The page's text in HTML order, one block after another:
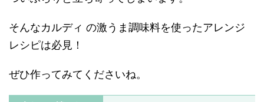
そんなカルディ の激うま調味料を使ったアレンジ
レシピは必見！
ぜひ作ってみてくださいね。